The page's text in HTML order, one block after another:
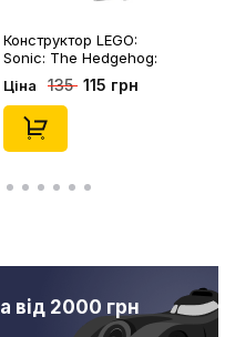
Конструктор LEGO:
Sonic: The Hedgehog:
Kiki's Coconut Attack:
Kiki and Flicky, (30676)
Ціна 135 115 грн
від 2000 грн